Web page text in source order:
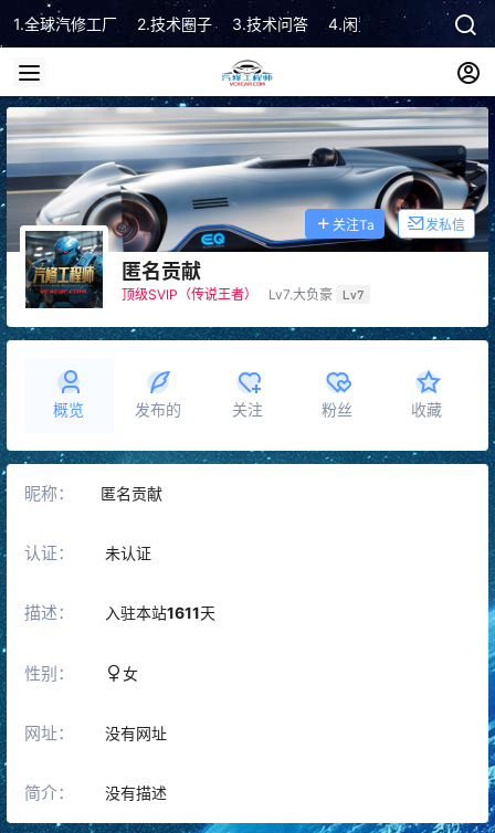
1.全球汽修工厂 2.技术圈子 3.技术问答 4.闲置市场 5.技术顾
匿名贡献
顶级SVIP（传说王者） Lv7.大负豪 Lv7
关注Ta 发私信
概览 发布的 关注 粉丝 收藏
昵称： 匿名贡献
认证： 未认证
描述： 入驻本站1611天
性别： 女
网址： 没有网址
简介： 没有描述